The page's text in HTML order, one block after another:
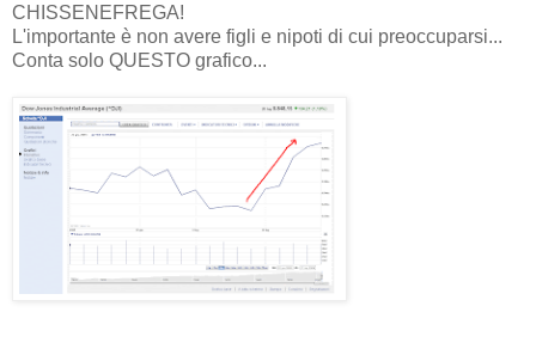
CHISSENEFREGA!
L'importante è non avere figli e nipoti di cui preoccuparsi...
Conta solo QUESTO grafico...